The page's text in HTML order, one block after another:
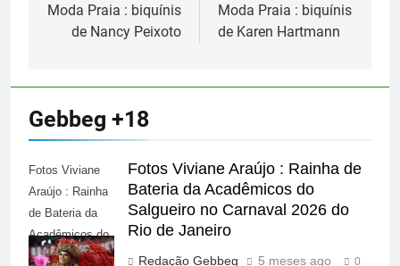
de
Moda Praia : biquínis
de Nancy Peixoto
Moda Praia : biquínis
de Karen Hartmann
Gebbeg +18
Fotos Viviane
Araújo : Rainha
de Bateria da
Acadêmicos do
Salgueiro no
Fotos Viviane Araújo : Rainha de
Bateria da Acadêmicos do
Salgueiro no Carnaval 2026 do
Rio de Janeiro
Redação Gebbeg 5 meses ago 0